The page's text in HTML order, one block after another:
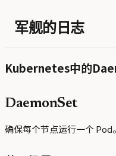
军舰的日志
Kubernetes中的
DaemonSet
确保每个节点运行一个 Pod。